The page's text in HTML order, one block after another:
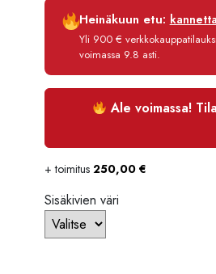
Luottoaika
Korko
Käsittelymaksu
Heinäkuun etu:
Yli 900 €
voimassa 9.8 asti.
Ale voimassa!
+ toimitus 250,00 €
Sisäkivien väri